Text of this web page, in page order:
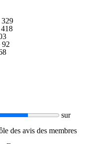
329
418
92
sur
des avis des membres